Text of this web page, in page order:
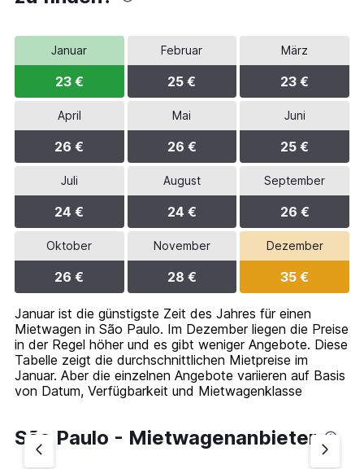
1
axis
displaying
values.
0
60.
Januar
23 €
Februar
25 €
März
23 €
April
26 €
Mai
26 €
Juni
25 €
Juli
24 €
August
24 €
September
26 €
Oktober
26 €
November
28 €
Dezember
35 €
Januar ist die günstigste Zeit des Jahres für einen
Mietwagen in São Paulo. Im Dezember liegen die Preise
in der Regel höher und es gibt weniger Angebote. Diese
Tabelle zeigt die durchschnittlichen Mietpreise im
Januar. Aber die einzelnen Angebote variieren auf Basis
von Datum, Verfügbarkeit und Mietwagenklasse
São Paulo - Mietwagenanbieter